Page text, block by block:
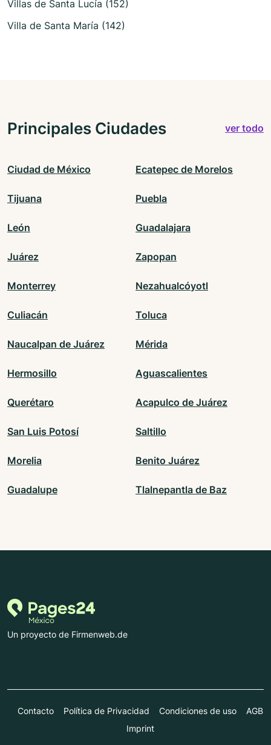
Villas de Santa Lucía (152)
Villa de Santa María (142)
Principales Ciudades ver todo
Ciudad de México Ecatepec de Morelos
Tijuana Puebla
León Guadalajara
Juárez Zapopan
Monterrey Nezahualcóyotl
Culiacán Toluca
Naucalpan de Juárez Mérida
Hermosillo Aguascalientes
Querétaro Acapulco de Juárez
San Luis Potosí Saltillo
Morelia Benito Juárez
Guadalupe Tlalnepantla de Baz
Un proyecto de Firmenweb.de
Contacto Política de Privacidad Condiciones de uso
AGB
Imprint